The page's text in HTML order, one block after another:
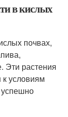
в кислых
почвах,
Эти растения
условиям